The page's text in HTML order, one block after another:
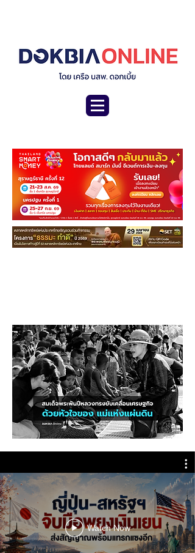
Watch Now